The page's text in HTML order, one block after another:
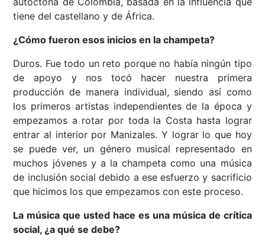
tiene del castellano y de África.
¿Cómo fueron esos inicios en la champeta?
Duros. Fue todo un reto porque no había ningún tipo
de apoyo y nos tocó hacer nuestra primera
producción de manera individual, siendo así como
los primeros artistas independientes de la época y
empezamos a rotar por toda la Costa hasta lograr
entrar al interior por Manizales. Y lograr lo que hoy
se puede ver, un género musical representado en
muchos jóvenes y a la champeta como una música
de inclusión social debido a ese esfuerzo y sacrificio
que hicimos los que empezamos con este proceso.
La música que usted hace es una música de crítica
social, ¿a qué se debe?